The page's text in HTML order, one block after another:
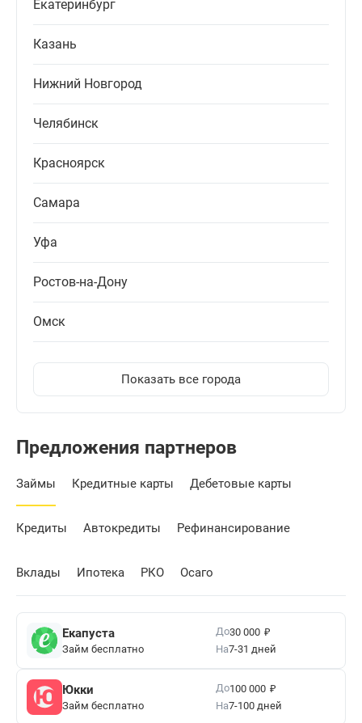
Екатеринбург
Казань
Нижний Новгород
Челябинск
Красноярск
Самара
Уфа
Ростов-на-Дону
Омск
Показать все города
Предложения партнеров
Займы Кредитные карты Дебетовые карты
Кредиты Автокредиты Рефинансирование
Вклады Ипотека РКО Осаго
Екапуста
Займ бесплатно
До30 000 ₽
На7-31 дней
Юкки
Займ бесплатно
До100 000 ₽
На7-100 дней